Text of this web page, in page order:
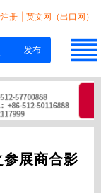
册 | 英文网（出口网）
发布
展商合影